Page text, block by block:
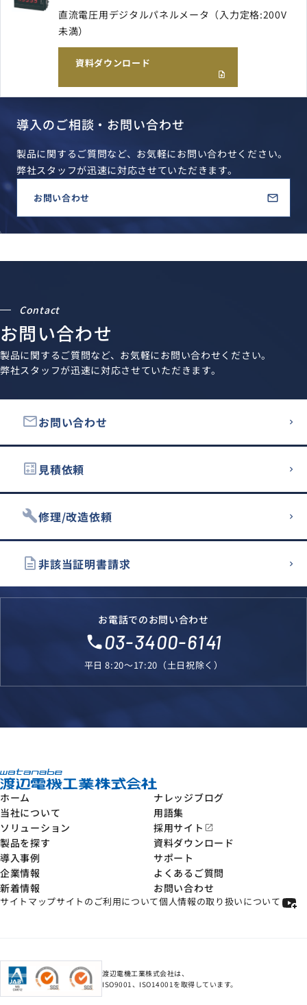
直流電圧用デジタルパネルメータ（入力定格:200V
未満）
資料ダウンロード
導入のご相談・お問い合わせ
製品に関するご質問など、お気軽にお問い合わせください。
弊社スタッフが迅速に対応させていただきます。
お問い合わせ
Contact
お問い合わせ
製品に関するご質問など、お気軽にお問い合わせください。
弊社スタッフが迅速に対応させていただきます。
emailお問い合わせ
calculate見積依頼
build修理/改造依頼
description非該当証明書請求
お電話でのお問い合わせ
local_phone03-3400-6141
平日 8:20～17:20（土日祝除く）
ホーム
当社について
ソリューション
製品を探す
導入事例
企業情報
新着情報
ナレッジブログ
用語集
採用サイト open_in_new
資料ダウンロード
サポート
よくあるご質問
お問い合わせ
サイトマップサイトのご利用について個人情報の取り扱いについて
渡辺電機工業株式会社は、
ISO9001、ISO14001を取得しています。